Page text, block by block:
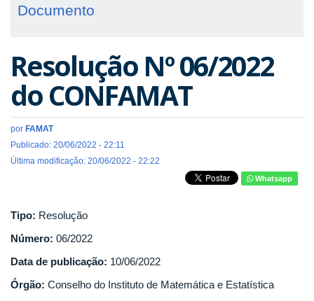
Documento
Resolução Nº 06/2022
do CONFAMAT
por FAMAT
Publicado: 20/06/2022 - 22:11
Última modificação: 20/06/2022 - 22:22
Whatsapp
Tipo: Resolução
Número: 06/2022
Data de publicação: 10/06/2022
Órgão: Conselho do Instituto de Matemática e Estatística